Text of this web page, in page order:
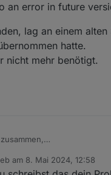
an error in future
lag an einem
hatte.
nicht mehr benötigt.
2024-05-04 22:17:12.218
am 8. Mai 2024, 12:58
editiert von